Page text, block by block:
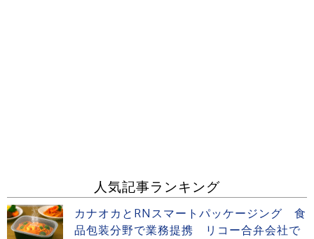
人気記事ランキング
カナオカとRNスマートパッケージング 食
品包装分野で業務提携 リコー合弁会社で